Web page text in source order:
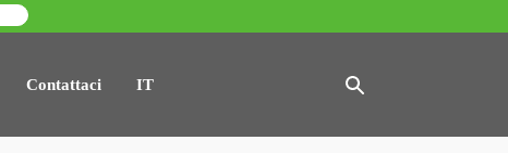
Contattaci IT